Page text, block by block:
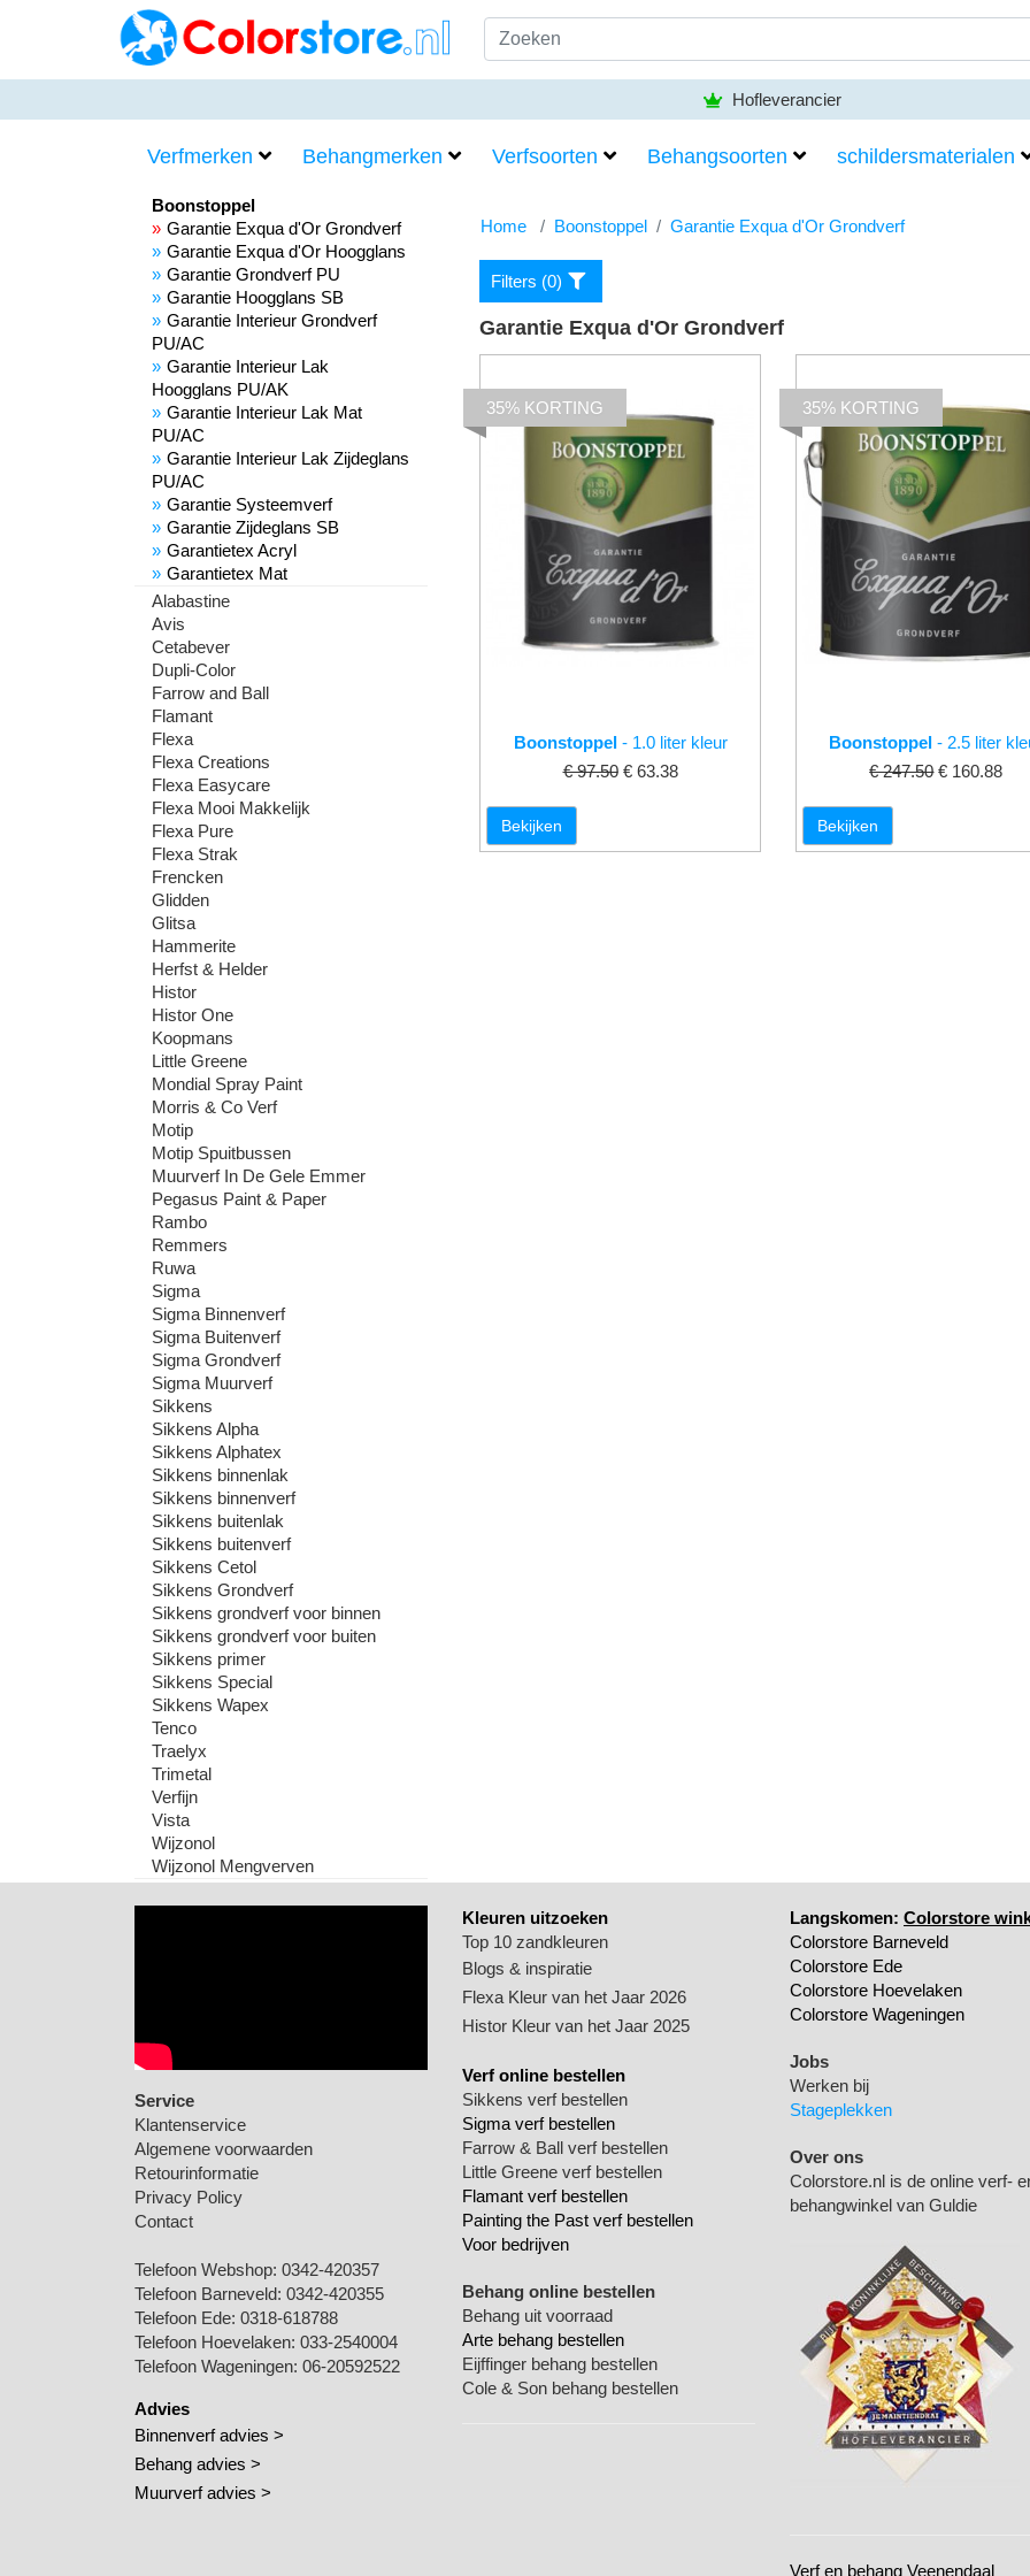
Hofleverancier
Verfmerken Behangmerken Verfsoorten Behangsoorten schildersmaterialen
Boonstoppel
Garantie Exqua d'Or Grondverf
Garantie Exqua d'Or Hoogglans
Garantie Grondverf PU
Garantie Hoogglans SB
Garantie Interieur Grondverf
PU/AC
Garantie Interieur Lak
Hoogglans PU/AK
Garantie Interieur Lak Mat
PU/AC
Garantie Interieur Lak Zijdeglans
PU/AC
Garantie Systeemverf
Garantie Zijdeglans SB
Garantietex Acryl
Garantietex Mat
Alabastine
Avis
Cetabever
Dupli-Color
Farrow and Ball
Flamant
Flexa
Flexa Creations
Flexa Easycare
Flexa Mooi Makkelijk
Flexa Pure
Flexa Strak
Frencken
Glidden
Glitsa
Hammerite
Herfst & Helder
Histor
Histor One
Koopmans
Little Greene
Mondial Spray Paint
Morris & Co Verf
Motip
Motip Spuitbussen
Muurverf In De Gele Emmer
Pegasus Paint & Paper
Rambo
Remmers
Ruwa
Sigma
Sigma Binnenverf
Sigma Buitenverf
Sigma Grondverf
Sigma Muurverf
Sikkens
Sikkens Alpha
Sikkens Alphatex
Sikkens binnenlak
Sikkens binnenverf
Sikkens buitenlak
Sikkens buitenverf
Sikkens Cetol
Sikkens Grondverf
Sikkens grondverf voor binnen
Sikkens grondverf voor buiten
Sikkens primer
Sikkens Special
Sikkens Wapex
Tenco
Traelyx
Trimetal
Verfijn
Vista
Wijzonol
Wijzonol Mengverven
Home Boonstoppel Garantie Exqua d'Or Grondverf
Filters (0)
Garantie Exqua d'Or Grondverf
Boonstoppel- 1.0 liter kleur
€ 97.50 € 63.38
35% KORTING
Bekijken
Boonstoppel - 2.5 liter
€ 247.50 € 160.88
35% KORTING
Bekijken
Service
Klantenservice
Algemene voorwaarden
Retourinformatie
Privacy Policy
Contact
Telefoon Webshop: 0342-420357
Telefoon Barneveld: 0342-420355
Telefoon Ede: 0318-618788
Telefoon Hoevelaken: 033-2540004
Telefoon Wageningen: 06-20592522
Advies
Binnenverf advies >
Behang advies >
Muurverf advies >
Kleuren uitzoeken
Top 10 zandkleuren
Blogs & inspiratie
Flexa Kleur van het Jaar 2026
Histor Kleur van het Jaar 2025
Verf online bestellen
Sikkens verf bestellen
Sigma verf bestellen
Farrow & Ball verf bestellen
Little Greene verf bestellen
Flamant verf bestellen
Painting the Past verf bestellen
Voor bedrijven
Behang online bestellen
Behang uit voorraad
Arte behang bestellen
Eijffinger behang bestellen
Cole & Son behang bestellen
Langskomen: Colorstore
Colorstore Barneveld
Colorstore Ede
Colorstore Hoevelaken
Colorstore Wageningen
Jobs
Werken bij
Stageplekken
Over ons
Colorstore.nl is de online verf-
behangwinkel van Guldie
Verf en behang Veenendaal